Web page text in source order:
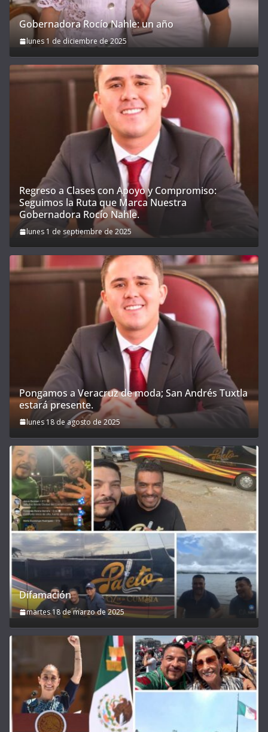
Gobernadora Rocío Nahle: un año
lunes 1 de diciembre de 2025
Regreso a Clases con Apoyo y Compromiso:
Seguimos la Ruta que Marca Nuestra
Gobernadora Rocío Nahle.
lunes 1 de septiembre de 2025
Pongamos a Veracruz de moda; San Andrés Tuxtla
estará presente.
lunes 18 de agosto de 2025
Difamación
martes 18 de marzo de 2025